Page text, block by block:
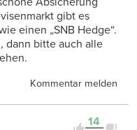
gibt es
einen „SNB Hedge“.
dann bitte auch alle
Kommentar melden
14